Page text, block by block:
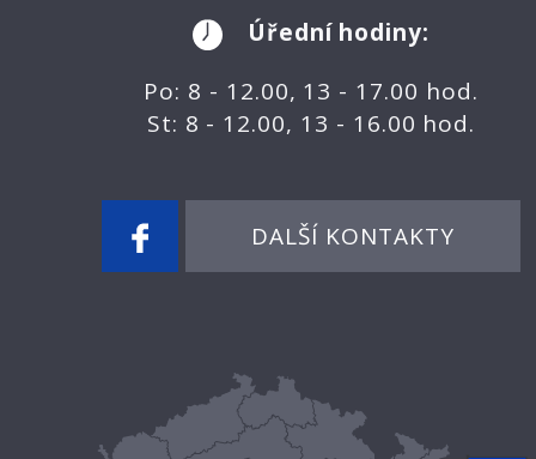
Úřední hodiny:
Po: 8 - 12.00, 13 - 17.00 hod.
St: 8 - 12.00, 13 - 16.00 hod.
DALŠÍ KONTAKTY